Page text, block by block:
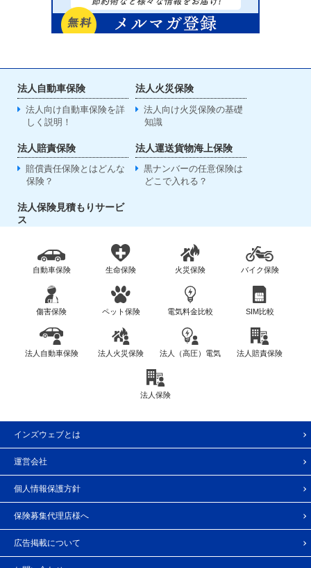
法人自動車保険
法人向け自動車保険を詳
しく説明！
法人火災保険
法人向け火災保険の基礎
知識
法人賠責保険
賠償責任保険とはどんな
保険？
法人運送貨物海上保険
黒ナンバーの任意保険は
どこで入れる？
法人保険見積もりサービ
ス
自動車保険 生命保険 火災保険 バイク保険
傷害保険 ペット保険 電気料金比較 SIM比較
法人自動車保険 法人火災保険 法人（高圧）電気 法人賠責保険
法人保険
インズウェブとは
運営会社
個人情報保護方針
保険募集代理店様へ
広告掲載について